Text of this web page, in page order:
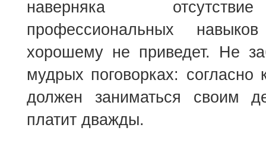
наверняка
профессиональных
хорошему не приведет. Не
мудрых поговорках:
должен заниматься своим
платит дважды.